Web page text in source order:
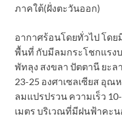
ภาคใต้(ฝั่งตะวันออก)
อากาศร้อนโดยทั่วไป โด
พื้นที่ กับมีลมกระโชกแรง
พัทลุง สงขลา ปัตตานี ยะ
23-25 องศาเซลเซียส อุณ
ลมแปรปรวน ความเร็ว
เมตร บริเวณที่มีฝนฟ้าคะ